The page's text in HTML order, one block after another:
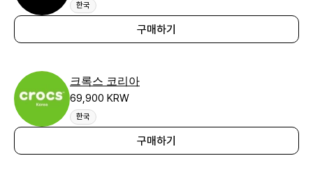
한국
구매하기
크록스 코리아
69,900 KRW
한국
구매하기